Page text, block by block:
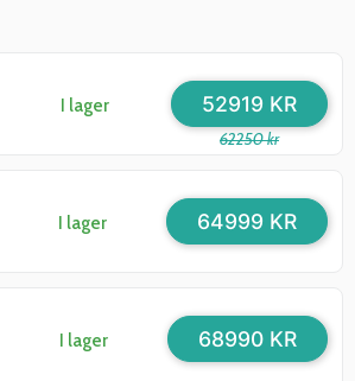
I lager
62250 kr
52919 KR
I lager 64999 KR
I lager 68990 KR